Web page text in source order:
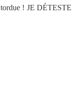
tordue ! JE DÉTESTE